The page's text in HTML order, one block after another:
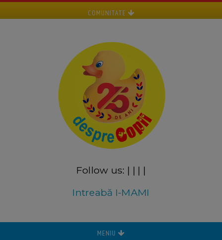
COMUNITATE
Follow us: | | | |
Intreabă I-MAMI
MENIU